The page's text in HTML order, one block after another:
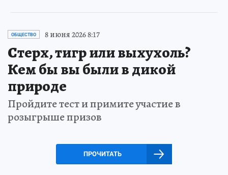
ОБЩЕСТВО 8 июня 2026 8:17
Стерх, тигр или выхухоль?
Кем бы вы были в дикой
природе
Пройдите тест и примите участие в
розыгрыше призов
ПРОЧИТАТЬ